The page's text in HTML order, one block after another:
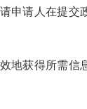
申请人在提交
地获得所需信